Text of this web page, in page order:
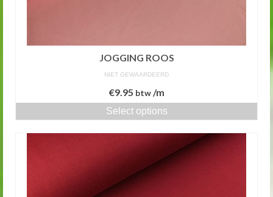
JOGGING ROOS
NIET GEWAARDEERD
€9.95 btw/m
Select options